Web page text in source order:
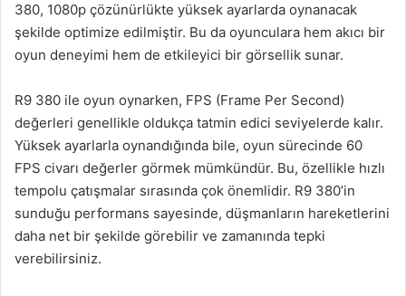
380, 1080p çözünürlükte yüksek ayarlarda oynanacak
şekilde optimize edilmiştir. Bu da oyunculara hem akıcı bir
oyun deneyimi hem de etkileyici bir görsellik sunar.
R9 380 ile oyun oynarken, FPS (Frame Per Second)
değerleri genellikle oldukça tatmin edici seviyelerde kalır.
Yüksek ayarlarla oynandığında bile, oyun sürecinde 60
FPS civarı değerler görmek mümkündür. Bu, özellikle hızlı
tempolu çatışmalar sırasında çok önemlidir. R9 380’in
sunduğu performans sayesinde, düşmanların hareketlerini
daha net bir şekilde görebilir ve zamanında tepki
verebilirsiniz.